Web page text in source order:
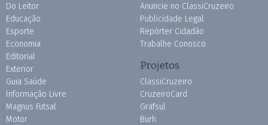
Do Leitor
Educação
Esporte
Economia
Editorial
Exterior
Guia Saúde
Informação Livre
Magnus Futsal
Motor
Anuncie no ClassiCruzeiro
Publicidade Legal
Repórter Cidadão
Trabalhe Conosco
Projetos
ClassiCruzeiro
CruzeiroCard
Grafsul
Burh